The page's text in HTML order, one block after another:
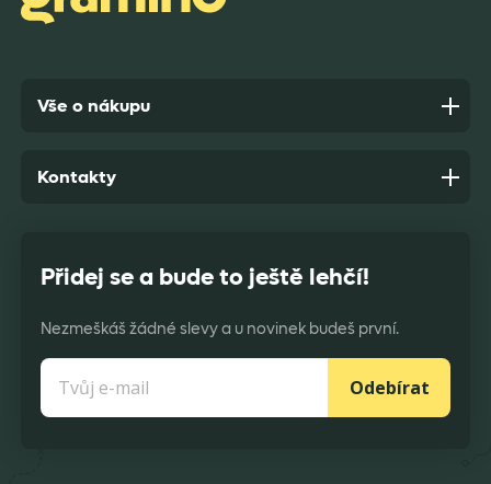
Vše o nákupu
Přidej se a bude to ještě lehčí!
Nezmeškáš žádné slevy a u novinek budeš první.
Odebírat
Kontakty